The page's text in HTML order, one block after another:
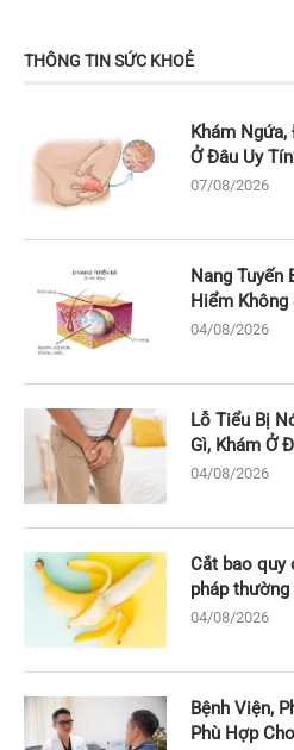
THÔNG TIN SỨC KHOẺ
Khám
Ở Đâu Uy
07/08/2026
Nang Tuyến
Hiểm Không
04/08/2026
Lỗ Tiểu Bị
Gì, Khám Ở
04/08/2026
Cắt bao quy
pháp
04/08/2026
Bệnh Viện,
Phù Hợp